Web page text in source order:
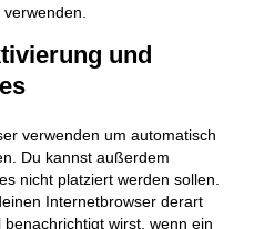
und
verwenden um automatisch
Du kannst außerdem
nicht platziert werden sollen.
Internetbrowser derart
wirst, wenn ein